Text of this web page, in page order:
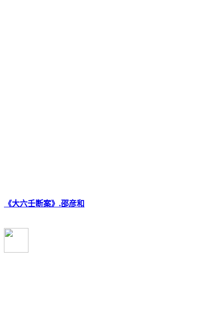
《大六壬断案》.邵彦和